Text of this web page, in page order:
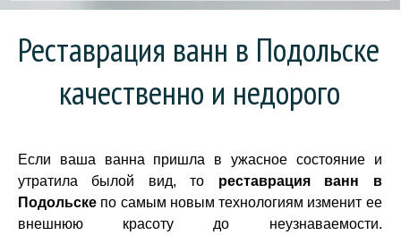
Реставрация ванн в Подольске
качественно и недорого
Если ваша ванна пришла в ужасное состояние и
утратила былой вид, то
реставрация ванн в
Подольске по самым новым технологиям изменит ее
внешнюю красоту до неузнаваемости.